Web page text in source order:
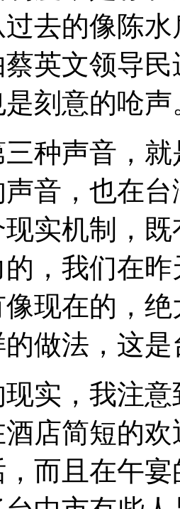
去的像陈
英文领导
刻意的呛声
种声音，
音，也在
实机制，
，我们在
现在的，
做法，这
实，我注
店简短的
而且在午